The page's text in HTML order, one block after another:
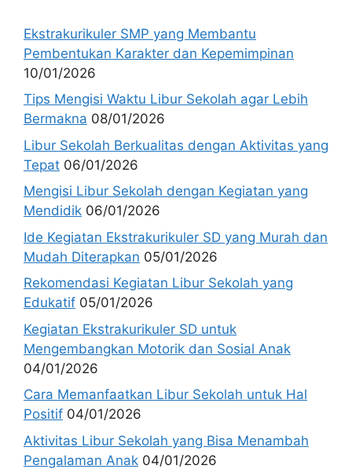
Ekstrakurikuler SMP yang Membantu
Pembentukan Karakter dan Kepemimpinan
10/01/2026
Tips Mengisi Waktu Libur Sekolah agar Lebih
Bermakna 08/01/2026
Libur Sekolah Berkualitas dengan Aktivitas yang
Tepat 06/01/2026
Mengisi Libur Sekolah dengan Kegiatan yang
Mendidik 06/01/2026
Ide Kegiatan Ekstrakurikuler SD yang Murah dan
Mudah Diterapkan 05/01/2026
Rekomendasi Kegiatan Libur Sekolah yang
Edukatif 05/01/2026
Kegiatan Ekstrakurikuler SD untuk
Mengembangkan Motorik dan Sosial Anak
04/01/2026
Cara Memanfaatkan Libur Sekolah untuk Hal
Positif 04/01/2026
Aktivitas Libur Sekolah yang Bisa Menambah
Pengalaman Anak 04/01/2026